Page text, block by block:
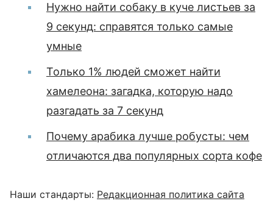
Нужно найти собаку в куче листьев за
9 секунд: справятся только самые
умные
Только 1% людей сможет найти
хамелеона: загадка, которую надо
разгадать за 7 секунд
Почему арабика лучше робусты: чем
отличаются два популярных сорта кофе
Наши стандарты: Редакционная политика сайта